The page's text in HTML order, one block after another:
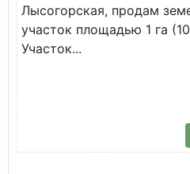
Лысогорская, продам
участок площадью 1 га
Участок...